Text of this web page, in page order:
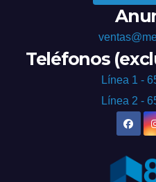
Teléfonos
Línea 1 -
Línea 2 -